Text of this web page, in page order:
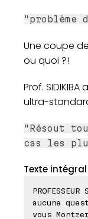
"problème
Une coupe
ou quoi ?!
Prof.
ultra-
"Résout
cas les
Texte
aucune
vous